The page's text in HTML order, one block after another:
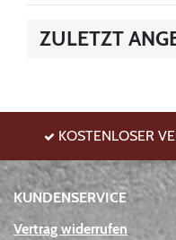
ZULETZT
KOSTENLOSER
KUNDENSERVICE
Vertrag widerrufen